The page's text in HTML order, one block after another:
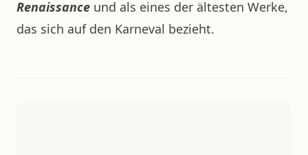
Renaissance und als eines der ältesten Werke,
das sich auf den Karneval bezieht.